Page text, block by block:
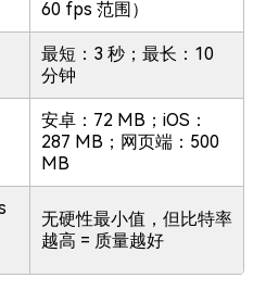
60 fps 范围）
最短：3 秒；最长：10
分钟
安卓：72 MB；iOS：
287 MB；网页端：500
MB
无硬性最小值，但比特率
越高 = 质量越好